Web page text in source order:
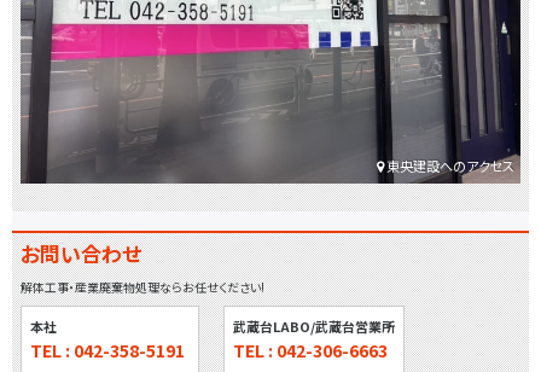
東央建設へのアクセス
お問い合わせ
解体工事・産業廃棄物処理ならお任せください!
本社
TEL : 042-358-5191
武蔵台LABO/武蔵台営業所
TEL : 042-306-6663